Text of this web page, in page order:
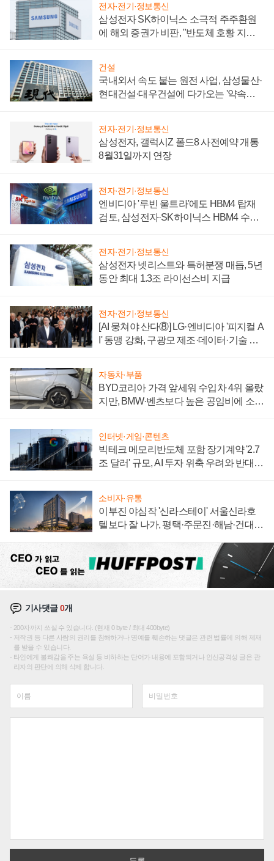
전자·전기·정보통신
삼성전자 SK하이닉스 소극적 주주환원
에 해외 증권가 비판, "반도체 호황 지속
건설
국내외서 속도 붙는 원전 사업, 삼성물산·
현대건설·대우건설에 다가오는 '약속의
전자·전기·정보통신
삼성전자, 갤럭시Z 폴드8 사전예약 개통
8월31일까지 연장
전자·전기·정보통신
엔비디아 '루빈 울트라'에도 HBM4 탑재
검토, 삼성전자·SK하이닉스 HBM4 수율
전자·전기·정보통신
삼성전자 넷리스트와 특허분쟁 매듭, 5년
동안 최대 1.3조 라이선스비 지급
전자·전기·정보통신
[AI 뭉쳐야 산다⑧] LG·엔비디아 '피지컬 A
I' 동맹 강화, 구광모 제조·데이터·기술 결
자동차·부품
BYD코리아 가격 앞세워 수입차 4위 올랐
지만, BMW·벤츠보다 높은 공임비에 소비
인터넷·게임·콘텐츠
빅테크 메모리반도체 포함 장기계약 '2.7
조 달러' 규모, AI 투자 위축 우려와 반대
소비자·유통
이부진 야심작 '신라스테이' 서울신라호
텔보다 잘 나가, 평택·주문진·해남·건대로
기사댓글0개
200자까지 쓰실 수 있습니다. (현재 0 byte / 최대 400byte)
저작권 등 다른 사람의 권리를 침해하거나 명예를 훼손하는 댓글은 관련 법률에 의해 제재
를 받을 수 있습니다.
타인에게 불쾌감을 주는 욕설 등 비하하는 단어가 내용에 포함되거나 인신공격성 글은 관
리자의 판단에 의해 삭제 합니다.